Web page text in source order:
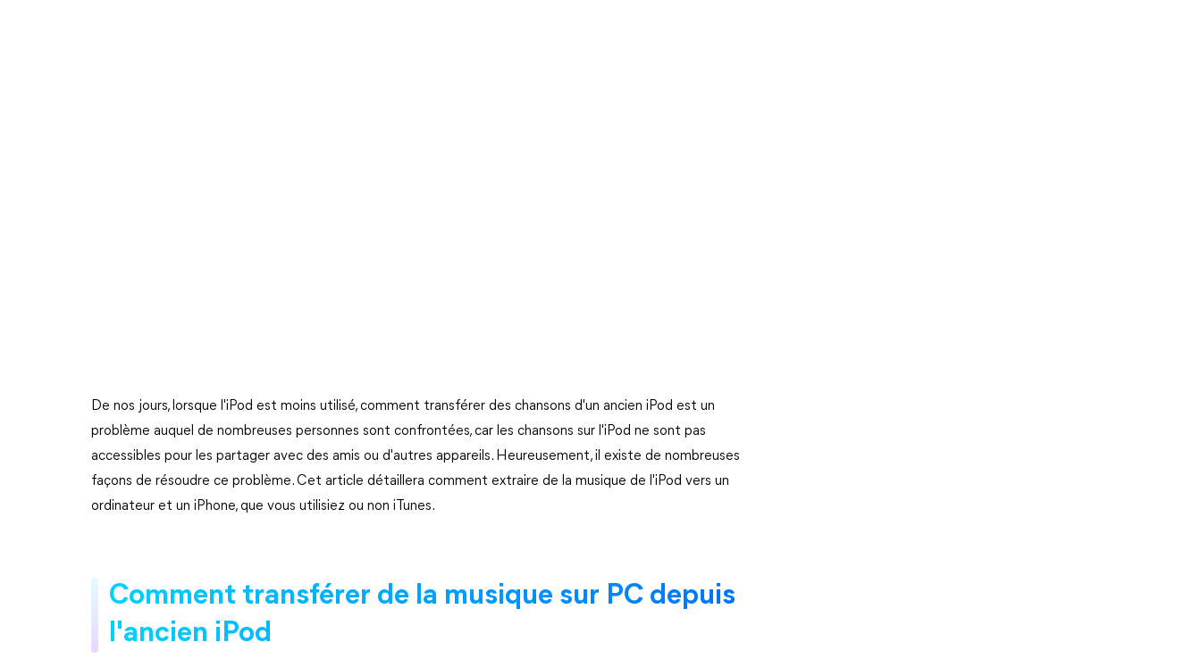
De nos jours, lorsque l'iPod est moins utilisé, comment transférer des chansons d'un ancien iPod est un
problème auquel de nombreuses personnes sont confrontées, car les chansons sur l'iPod ne sont pas
accessibles pour les partager avec des amis ou d'autres appareils. Heureusement, il existe de nombreuses
façons de résoudre ce problème. Cet article détaillera comment extraire de la musique de l'iPod vers un
ordinateur et un iPhone, que vous utilisiez ou non iTunes.
Comment transférer de la musique sur PC depuis
l'ancien iPod